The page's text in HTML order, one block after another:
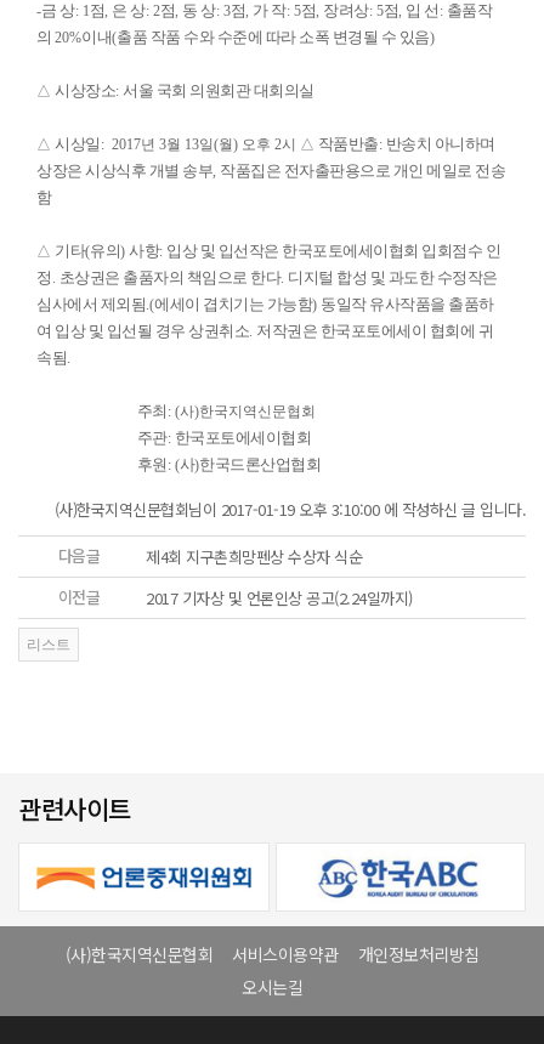
-금 상: 1점, 은 상: 2점, 동 상: 3점, 가 작: 5점, 장려상: 5점, 입 선 : 출품작
의 20%이내(출품 작품 수와 수준에 따라 소폭 변경될 수 있음)
△ 시상장소: 서울 국회 의원회관 대회의실
△ 시상일 : 2017년 3월 13일(월) 오후 2시 △ 작품반출: 반송치 아니하며
상장은 시상식후 개별 송부, 작품집은 전자출판용으로 개인 메일로 전송
함
△ 기타(유의) 사항: 입상 및 입선작은 한국포토에세이협회 입회점수 인
정 . 초상권은 출품자의 책임으로 한다. 디지털 합성 및 과도한 수정작은
심사에서 제외됨.(에세이 겹치기는 가능함) 동일작 유사작품을 출품하
여 입상 및 입선될 경우 상권취소. 저작권은 한국포토에세이 협회에 귀
속됨.
주최 : (사)한국지역신문협회
주관: 한국포토에세이협회
후원 : (사)한국드론산업협회
(사)한국지역신문협회님이 2017-01-19 오후 3:10:00 에 작성하신 글 입니다.
다음글
제4회 지구촌희망펜상 수상자 식순
이전글
2017 기자상 및 언론인상 공고(2.24일까지)
관련사이트
(사)한국지역신문협회 서비스이용약관
개인정보처리방침
오시는길